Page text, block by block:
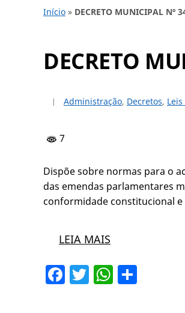
Início » DECRETO MUNICIPAL Nº
DECRETO
Administração, Decretos,
7
Dispõe sobre normas para o
das emendas parlamentares
conformidade constitucional
LEIA MAIS
Facebook
Twitter